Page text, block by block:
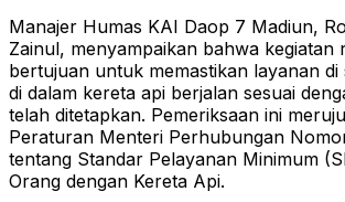
Manajer Humas KAI Daop 7 Madiun,
Zainul, menyampaikan bahwa kegiatan
bertujuan untuk memastikan layanan
di dalam kereta api berjalan sesuai
telah ditetapkan. Pemeriksaan ini
Peraturan Menteri Perhubungan
tentang Standar Pelayanan Minimum
Orang dengan Kereta Api.